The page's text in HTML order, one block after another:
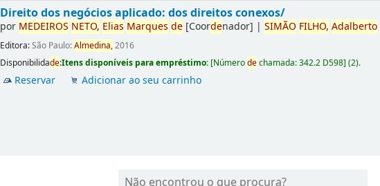
Direito dos negócios aplicado: dos direitos conexos/
por MEDEIROS NETO, Elias Marques de [Coordenador] |SIMÃO FILHO, Adalberto
Editora:São Paulo:Almedina,2016
Disponibilidade:Itens disponíveis para empréstimo: [Númerodechamada:342.2 D598](2).
Reservar Adicionar ao seu carrinho